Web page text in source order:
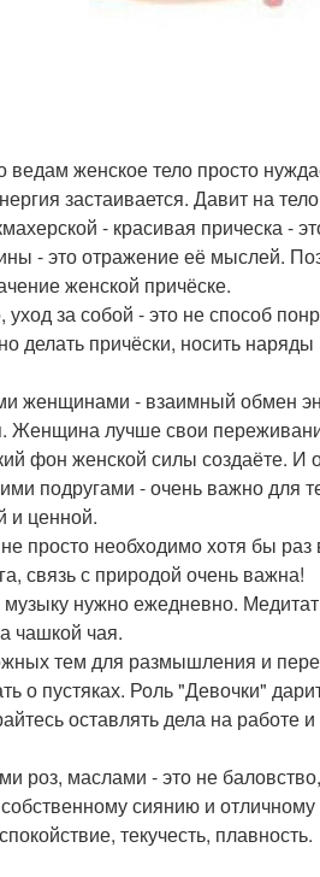
ведам женское тело просто
застаивается. Давит на
- красивая прическа -
- это отражение её мыслей.
женской причёске.
за собой - это не способ
делать причёски, носить
женщинами - взаимный обмен
Женщина лучше свои
фон женской силы создаёте. И
подругами - очень важно для
и ценной.
просто необходимо хотя бы
связь с природой очень важна!
нужно ежедневно.
чашкой чая.
тем для размышления и
о пустяках. Роль "Девочки"
оставлять дела на работе
роз, маслами - это не
сиянию и
текучесть, плавность.